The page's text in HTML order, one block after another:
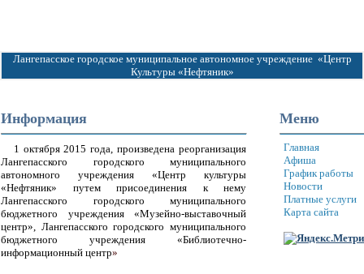
Лангепасское городское муниципальное автономное учреждение «Центр
Культуры «Нефтяник»
Информация Меню
1 октября 2015 года, произведена реорганизация
Лангепасского городского муниципального
автономного учреждения «Центр культуры
«Нефтяник» путем присоединения к нему
Лангепасского городского муниципального
бюджетного учреждения «Музейно-выставочный
центр», Лангепасского городского муниципального
бюджетного учреждения «Библиотечно-
информационный центр»
Главная
Афиша
График работы
Новости
Платные услуги
Карта сайта